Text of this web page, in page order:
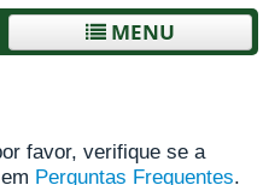
MENU
favor, verifique se a
Perguntas Frequentes.